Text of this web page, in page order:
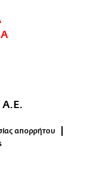
Α.Ε.
απορρήτου